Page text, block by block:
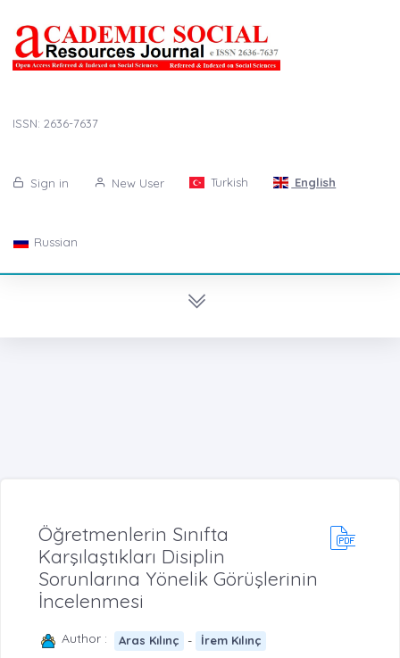
ISSN: 2636-7637
Sign in New User Turkish English
Russian
Öğretmenlerin Sınıfta
Karşılaştıkları Disiplin
Sorunlarına Yönelik Görüşlerinin
İncelenmesi
Author : Aras Kılınç - İrem Kılınç